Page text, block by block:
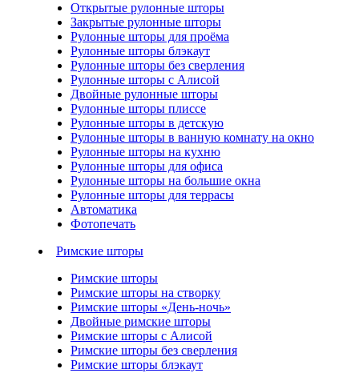
Открытые рулонные шторы
Закрытые рулонные шторы
Рулонные шторы для проёма
Рулонные шторы блэкаут
Рулонные шторы без сверления
Рулонные шторы с Алисой
Двойные рулонные шторы
Рулонные шторы плиссе
Рулонные шторы в детскую
Рулонные шторы в ванную комнату на окно
Рулонные шторы на кухню
Рулонные шторы для офиса
Рулонные шторы на большие окна
Рулонные шторы для террасы
Автоматика
Фотопечать
Римские шторы
Римские шторы
Римские шторы на створку
Римские шторы «День-ночь»
Двойные римские шторы
Римские шторы с Алисой
Римские шторы без сверления
Римские шторы блэкаут